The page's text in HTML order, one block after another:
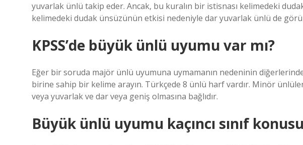
yuvarlak ünlü takip eder. Ancak, bu kuralın bir istisnası kelimedeki
kelimedeki dudak ünsüzünün etkisi nedeniyle dar yuvarlak ünlü de
KPSS’de büyük ünlü uyumu var mı?
Eğer bir soruda majör ünlü uyumuna uymamanın nedeninin
birine sahip bir kelime arayın. Türkçede 8 ünlü harf vardır. Minör
veya yuvarlak ve dar veya geniş olmasına bağlıdır.
Büyük ünlü uyumu kaçıncı sınıf